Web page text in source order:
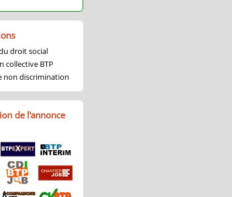
droit social
collective BTP
non discrimination
de l'annonce